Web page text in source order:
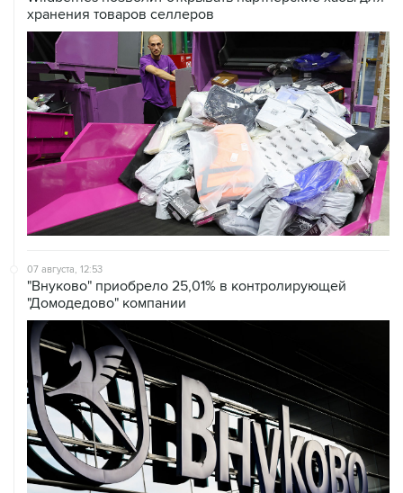
07 августа, 12:53
"Домодедово" компании